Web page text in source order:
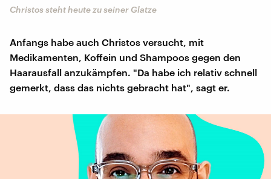
Christos steht heute zu seiner Glatze
Anfangs habe auch Christos versucht, mit
Medikamenten, Koffein und Shampoos gegen den
Haarausfall anzukämpfen. "Da habe ich relativ schnell
gemerkt, dass das nichts gebracht hat", sagt er.